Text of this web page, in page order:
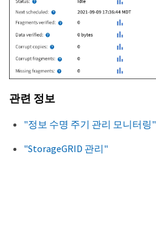
관련 정보
"정보 수명 주기 관리 모니터링"
"StorageGRID 관리"